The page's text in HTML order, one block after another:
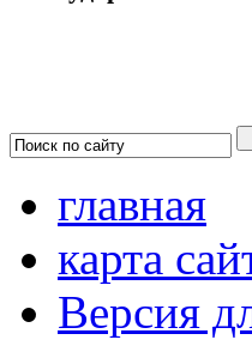
главная
карта
Версия